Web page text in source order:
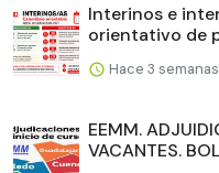
Interinos e
orientativo de
Hace 3 semanas
EEMM.
VACANTES.